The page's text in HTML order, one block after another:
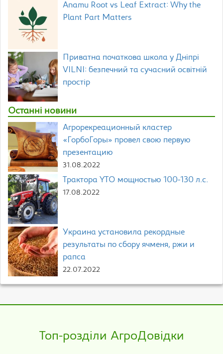
Anamu Root vs Leaf Extract: Why the
Plant Part Matters
Приватна початкова школа у Дніпрі
VILNI: безпечний та сучасний освітній
простір
Останні новини
Агрорекреационный кластер
«ГорбоГоры» провел свою первую
презентацию
31.08.2022
Трактора YTO мощностью 100-130 л.с.
17.08.2022
Украина установила рекордные
результаты по сбору ячменя, ржи и
рапса
22.07.2022
Топ-розділи АгроДовідки